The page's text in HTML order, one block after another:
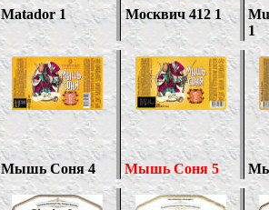
Matador 1 Москвич 412 1
1
Мышь Соня 4 Мышь Соня 5